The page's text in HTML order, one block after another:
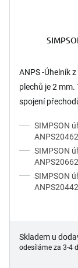
ANPS -Úhelník
plechů je 2
spojení
SIMPSON
SIMPSON
SIMPSON
Skladem u
odesíláme za 3-4